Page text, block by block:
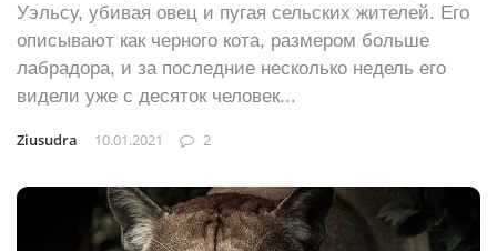
Уэльсу, убивая овец и пугая сельских жителей. Его
описывают как черного кота, размером больше
лабрадора, и за последние несколько недель его
видели уже с десяток человек...
Ziusudra 10.01.2021 2